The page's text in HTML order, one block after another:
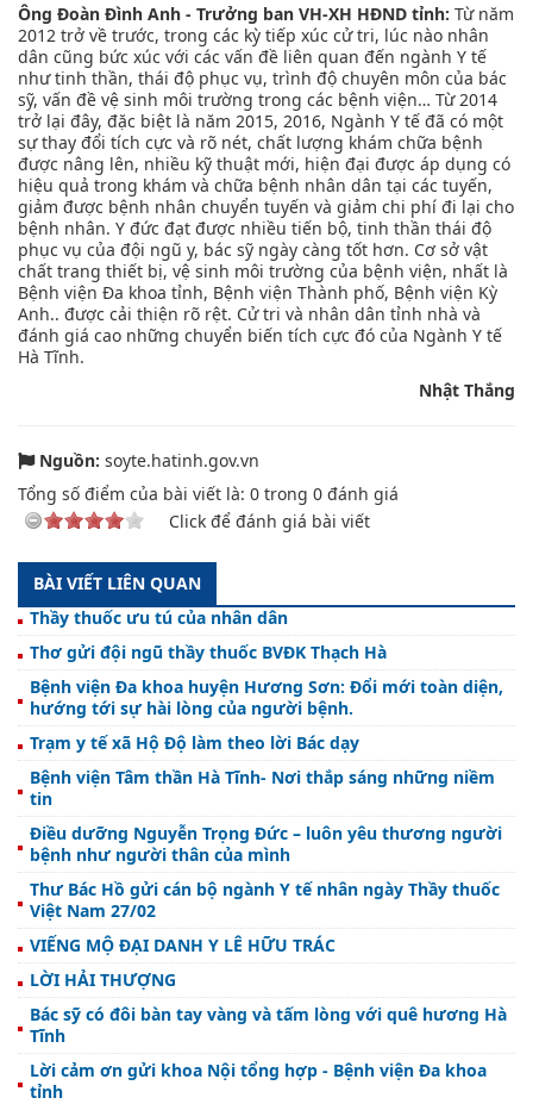
Ông Đoàn Đình Anh - Trưởng ban VH-XH HĐND tỉnh: Từ năm
2012 trở về trước, trong các kỳ tiếp xúc cử tri, lúc nào nhân
dân cũng bức xúc với các vấn đề liên quan đến ngành Y tế
như tinh thần, thái độ phục vụ, trình độ chuyên môn của bác
sỹ, vấn đề vệ sinh môi trường trong các bệnh viện… Từ 2014
trở lại đây, đặc biệt là năm 2015, 2016, Ngành Y tế đã có một
sự thay đổi tích cực và rõ nét, chất lượng khám chữa bệnh
được nâng lên, nhiều kỹ thuật mới, hiện đại được áp dụng có
hiệu quả trong khám và chữa bệnh nhân dân tại các tuyến,
giảm được bệnh nhân chuyển tuyến và giảm chi phí đi lại cho
bệnh nhân. Y đức đạt được nhiều tiến bộ, tinh thần thái độ
phục vụ của đội ngũ y, bác sỹ ngày càng tốt hơn. Cơ sở vật
chất trang thiết bị, vệ sinh môi trường của bệnh viện, nhất là
Bệnh viện Đa khoa tỉnh, Bệnh viện Thành phố, Bệnh viện Kỳ
Anh.. được cải thiện rõ rệt. Cử tri và nhân dân tỉnh nhà và
đánh giá cao những chuyển biến tích cực đó của Ngành Y tế
Hà Tĩnh.
Nhật Thắng
Nguồn: soyte.hatinh.gov.vn
Tổng số điểm của bài viết là: 0 trong 0 đánh giá
Click để đánh giá bài viết
BÀI VIẾT LIÊN QUAN
Thầy thuốc ưu tú của nhân dân
Thơ gửi đội ngũ thầy thuốc BVĐK Thạch Hà
Bệnh viện Đa khoa huyện Hương Sơn: Đổi mới toàn diện,
hướng tới sự hài lòng của người bệnh.
Trạm y tế xã Hộ Độ làm theo lời Bác dạy
Bệnh viện Tâm thần Hà Tĩnh- Nơi thắp sáng những niềm
tin
Điều dưỡng Nguyễn Trọng Đức – luôn yêu thương người
bệnh như người thân của mình
Thư Bác Hồ gửi cán bộ ngành Y tế nhân ngày Thầy thuốc
Việt Nam 27/02
VIẾNG MỘ ĐẠI DANH Y LÊ HỮU TRÁC
LỜI HẢI THƯỢNG
Bác sỹ có đôi bàn tay vàng và tấm lòng với quê hương Hà
Tĩnh
Lời cảm ơn gửi khoa Nội tổng hợp - Bệnh viện Đa khoa
tỉnh